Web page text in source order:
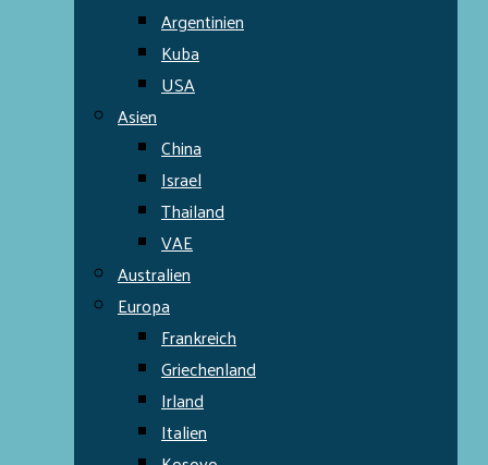
Argentinien
Kuba
USA
Asien
China
Israel
Thailand
VAE
Australien
Europa
Frankreich
Griechenland
Irland
Italien